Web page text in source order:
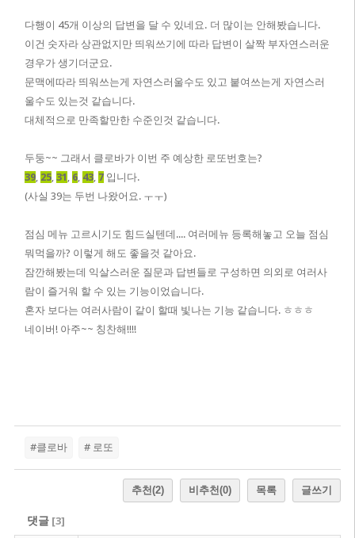
다행이 45개 이상의 답변을 달 수 있네요. 더 많이는 안해봤습니다.
이건 숫자라 상관없지만 띄워쓰기에 따라 답변이 살짝 부자연스러운
경우가 생기더군요.
문맥에따라 띄워쓰는게 자연스러울수도 있고 붙여쓰는게 자연스러
울수도 있는것 같습니다.
대체적으로 만족할만한 수준인것 같습니다.
두둥~~ 그래서 클로바가 이번 주 예상한 로또번호는?
39, 25, 31 6, 43, 7입니다.
(사실 39는 두번 나왔어요. ㅜㅜ)
점심 메뉴 고르시기도 힘드실텐데.... 여러메뉴 등록해놓고 오늘 점심
뭐먹을까? 이렇게 해도 좋을것 같아요.
잠깐해봤는데 익살스러운 질문과 답변들로 구성하면 의외로 여러사
람이 즐거워 할 수 있는 기능이었습니다.
혼자 보다는 여러사람이 같이 할때 빛나는 기능 같습니다. ㅎㅎㅎ
네이버! 아주~~ 칭찬해!!!!
#클로바 # 로또
추천(2) 비추천(0) 목록 글쓰기
댓글[3]